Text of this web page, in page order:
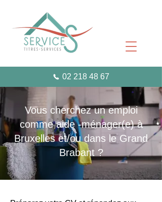
02 218 48 67
Vous cherchez un emploi
comme aide -ménager(e) à
Bruxelles et/ou dans le Grand
Brabant ?